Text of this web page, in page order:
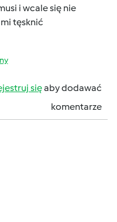
i wcale się nie
tęsknić
sięaby dodawać
komentarze